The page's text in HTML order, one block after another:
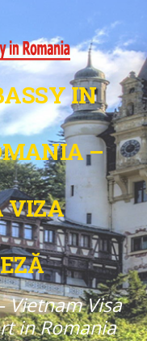
IN
–
VIZA
Vietnam Visa
in Romania